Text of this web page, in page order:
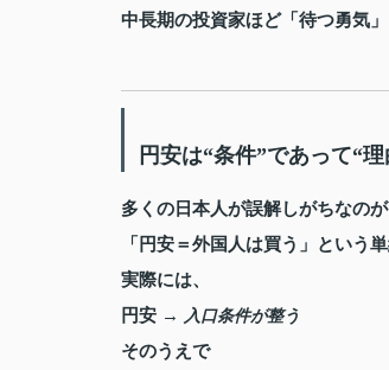
中長期の投資家ほど「待つ勇気」
円安は“条件”であって“
多くの日本人が誤解しがちなのが
「円安＝外国人は買う」という
実際には、
円安 → 入口条件が整う
そのうえで